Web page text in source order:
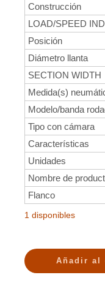
Construcción
LOAD/SPEED
Posición
Diámetro llanta
SECTION WIDTH
Medida(s)
Modelo/banda
Tipo con cámara
Características
Unidades
Nombre de
Flanco
1 disponibles
Añadir al